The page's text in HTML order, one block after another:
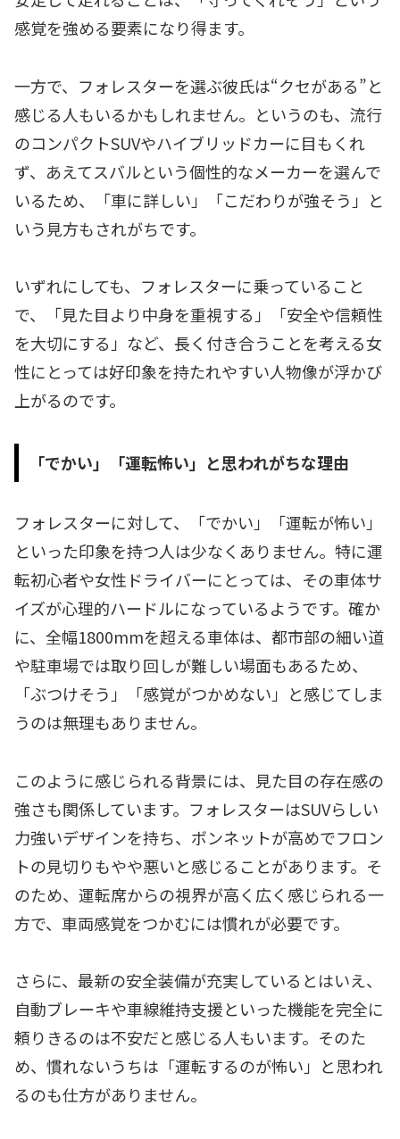
感覚を強める要素になり得ます。
一方で、フォレスターを選ぶ彼氏は“クセがある”と
感じる人もいるかもしれません。というのも、流行
のコンパクトSUVやハイブリッドカーに目もくれ
ず、あえてスバルという個性的なメーカーを選んで
いるため、「車に詳しい」「こだわりが強そう」と
いう見方もされがちです。
いずれにしても、フォレスターに乗っていること
で、「見た目より中身を重視する」「安全や信頼性
を大切にする」など、長く付き合うことを考える女
性にとっては好印象を持たれやすい人物像が浮かび
上がるのです。
「でかい」「運転怖い」と思われがちな理由
フォレスターに対して、「でかい」「運転が怖い」
といった印象を持つ人は少なくありません。特に運
転初心者や女性ドライバーにとっては、その車体サ
イズが心理的ハードルになっているようです。確か
に、全幅1800mmを超える車体は、都市部の細い道
や駐車場では取り回しが難しい場面もあるため、
「ぶつけそう」「感覚がつかめない」と感じてしま
うのは無理もありません。
このように感じられる背景には、見た目の存在感の
強さも関係しています。フォレスターはSUVらしい
力強いデザインを持ち、ボンネットが高めでフロン
トの見切りもやや悪いと感じることがあります。そ
のため、運転席からの視界が高く広く感じられる一
方で、車両感覚をつかむには慣れが必要です。
さらに、最新の安全装備が充実しているとはいえ、
自動ブレーキや車線維持支援といった機能を完全に
頼りきるのは不安だと感じる人もいます。そのた
め、慣れないうちは「運転するのが怖い」と思われ
るのも仕方がありません。